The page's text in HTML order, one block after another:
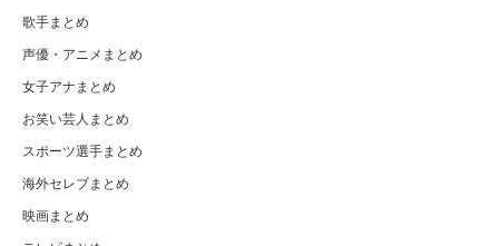
歌手まとめ
声優・アニメまとめ
女子アナまとめ
お笑い芸人まとめ
スポーツ選手まとめ
海外セレブまとめ
映画まとめ